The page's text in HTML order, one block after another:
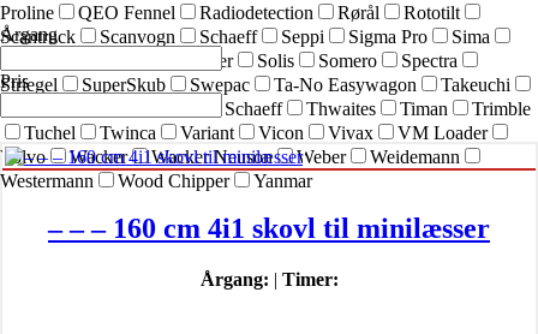
Proline
QEO Fennel Radiodetection Rørål
Rototilt
Scantruck
Scanvogn Schaeff Seppi Sigma Pro
Sima
sneskraber Solis Somero
Spectra
Striegel
SuperSkub Swepac Ta-No Easywagon
Takeuchi
Terex Schaeff Thwaites Timan
Trimble
Tuchel
Twinca Variant Vicon Vivax
VM Loader
Volvo
Wacker Wacker Neuson Weber
Weidemann
Westermann
Wood Chipper Yanmar
Årgang
Pris
– – – 160 cm 4i1 skovl til minilæsser
Årgang: | Timer: